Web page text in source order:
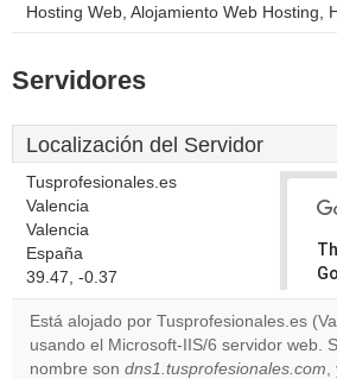
Hosting Web, Alojamiento Web Hosting,
Servidores
Localización del Servidor
Tusprofesionales.es
Valencia
Valencia
España
39.47, -0.37
Está alojado por Tusprofesionales.es
usando el Microsoft-IIS/6 servidor web.
nombre son dns1.tusprofesionales.com,